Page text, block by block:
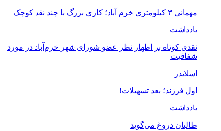
مهمانی ۳ کیلومتری خرم آباد؛ کاری بزرگ با چند نقد کوچک
یادداشت
نقدی کوتاه بر اظهار نظر عضو شورای شهر خرم‌آباد در مورد
شفافیت
اسلایدر
اول فرزند؛ بعد تسهیلات!
یادداشت
طالبان دروغ می‌گوید